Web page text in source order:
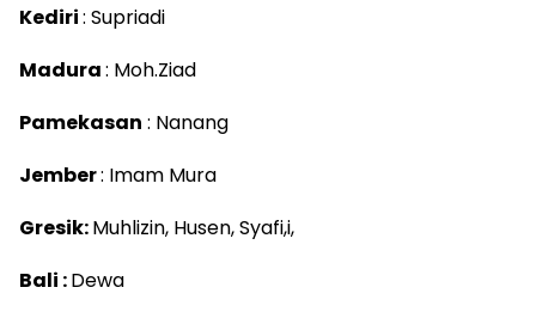
Kediri: Supriadi
Madura: Moh.Ziad
Pamekasan : Nanang
Jember: Imam Mura
Gresik:Muhlizin, Husen, Syafi,i,
Bali :Dewa